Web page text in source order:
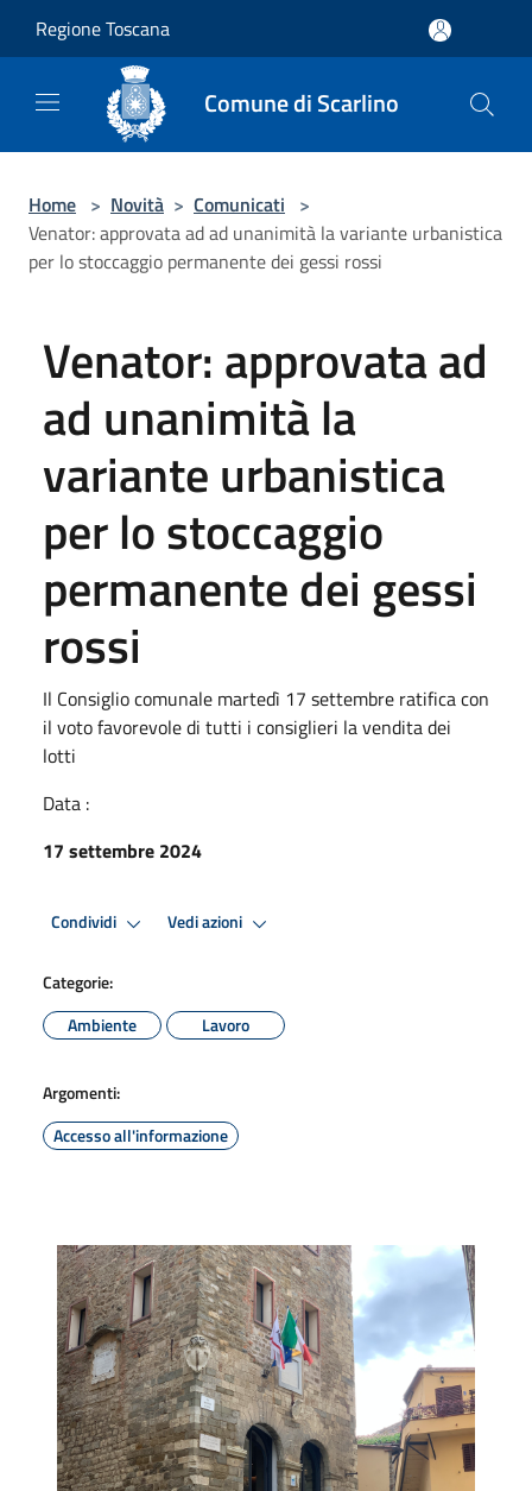
Regione Toscana
Comune di Scarlino
Home > Novità > Comunicati >
Venator: approvata ad ad unanimità la variante urbanistica
per lo stoccaggio permanente dei gessi rossi
Venator: approvata ad
ad unanimità la
variante urbanistica
per lo stoccaggio
permanente dei gessi
rossi
Il Consiglio comunale martedì 17 settembre ratifica con
il voto favorevole di tutti i consiglieri la vendita dei
lotti
Data :
17 settembre 2024
Condividi Vedi azioni
Categorie:
Ambiente
Lavoro
Argomenti:
Accesso all'informazione